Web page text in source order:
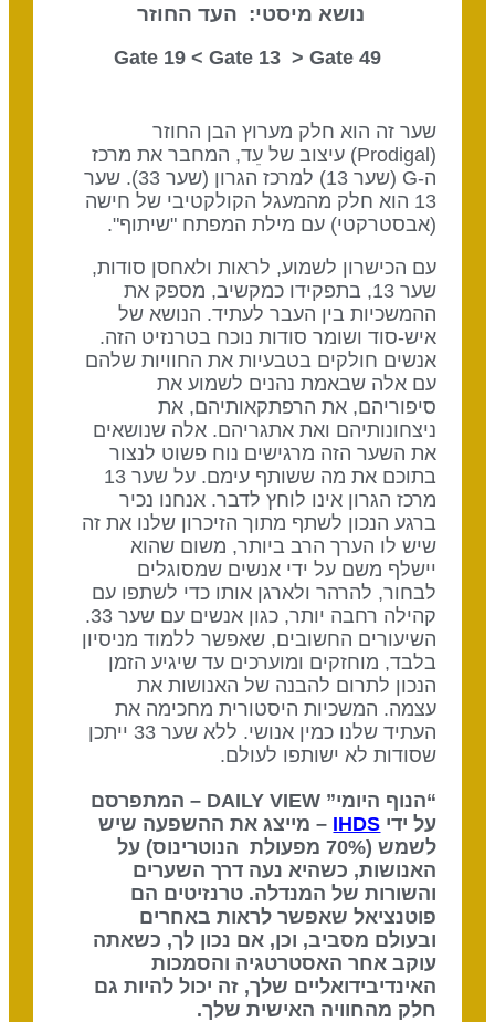
נושא מיסטי: העד החוזר
49 Gate 19 <
Gate 13 > Gate
שער זה הוא חלק מערוץ הבן החוזר
(Prodigal) עיצוב של עֵד, המחבר את מרכז
ה-G (שער 13) למרכז הגרון (שער 33). שער
13 הוא חלק מהמעגל הקולקטיבי של חישה
(אבסטרקטי) עם מילת המפתח "שיתוף".
עם הכישרון לשמוע, לראות ולאחסן סודות,
שער 13, בתפקידו כמקשיב, מספק את
ההמשכיות בין העבר לעתיד. הנושא של
איש-סוד ושומר סודות נוכח בטרנזיט הזה.
אנשים חולקים בטבעיות את החוויות שלהם
עם אלה שבאמת נהנים לשמוע את
סיפוריהם, את הרפתקאותיהם, את
ניצחונותיהם ואת אתגריהם. אלה שנושאים
את השער הזה מרגישים נוח פשוט לנצור
בתוכם את מה ששותף עימם. על שער 13
מרכז הגרון אינו לוחץ לדבר. אנחנו נכיר
ברגע הנכון לשתף מתוך הזיכרון שלנו את זה
שיש לו הערך הרב ביותר, משום שהוא
יישלף משם על ידי אנשים שמסוגלים
לבחור, להרהר ולארגן אותו כדי לשתפו עם
קהילה רחבה יותר, כגון אנשים עם שער 33.
השיעורים החשובים, שאפשר ללמוד מניסיון
בלבד, מוחזקים ומוערכים עד שיגיע הזמן
הנכון לתרום להבנה של האנושות את
עצמה. המשכיות היסטורית מחכימה את
העתיד שלנו כמין אנושי. ללא שער 33 ייתכן
שסודות לא ישותפו לעולם.
“הנוף היומי” DAILY VIEW – המתפרסם
על ידיIHDS – מייצג את ההשפעה שיש
לשמש (70% מפעולת הנוטרינוס) על
האנושות, כשהיא נעה דרך השערים
והשורות של המנדלה. טרנזיטים הם
פוטנציאל שאפשר לראות באחרים
ובעולם מסביב, וכן, אם נכון לך, כשאתה
עוקב אחר האסטרטגיה והסמכות
האינדיבידואליים שלך, זה יכול להיות גם
חלק מהחוויה האישית שלך.